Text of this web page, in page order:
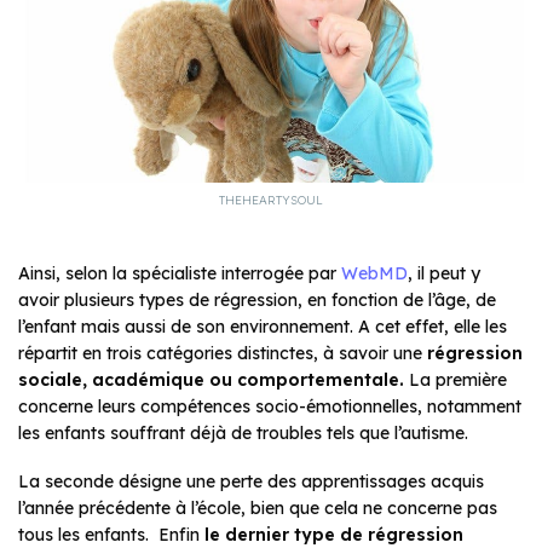
THEHEARTYSOUL
Ainsi, selon la spécialiste interrogée par WebMD, il peut y
avoir plusieurs types de régression, en fonction de l’âge, de
l’enfant mais aussi de son environnement. A cet effet, elle les
répartit en trois catégories distinctes, à savoir une régression
sociale, académique ou comportementale. La première
concerne leurs compétences socio-émotionnelles, notamment
les enfants souffrant déjà de troubles tels que l’autisme.
La seconde désigne une perte des apprentissages acquis
l’année précédente à l’école, bien que cela ne concerne pas
tous les enfants. Enfin le dernier type de régression